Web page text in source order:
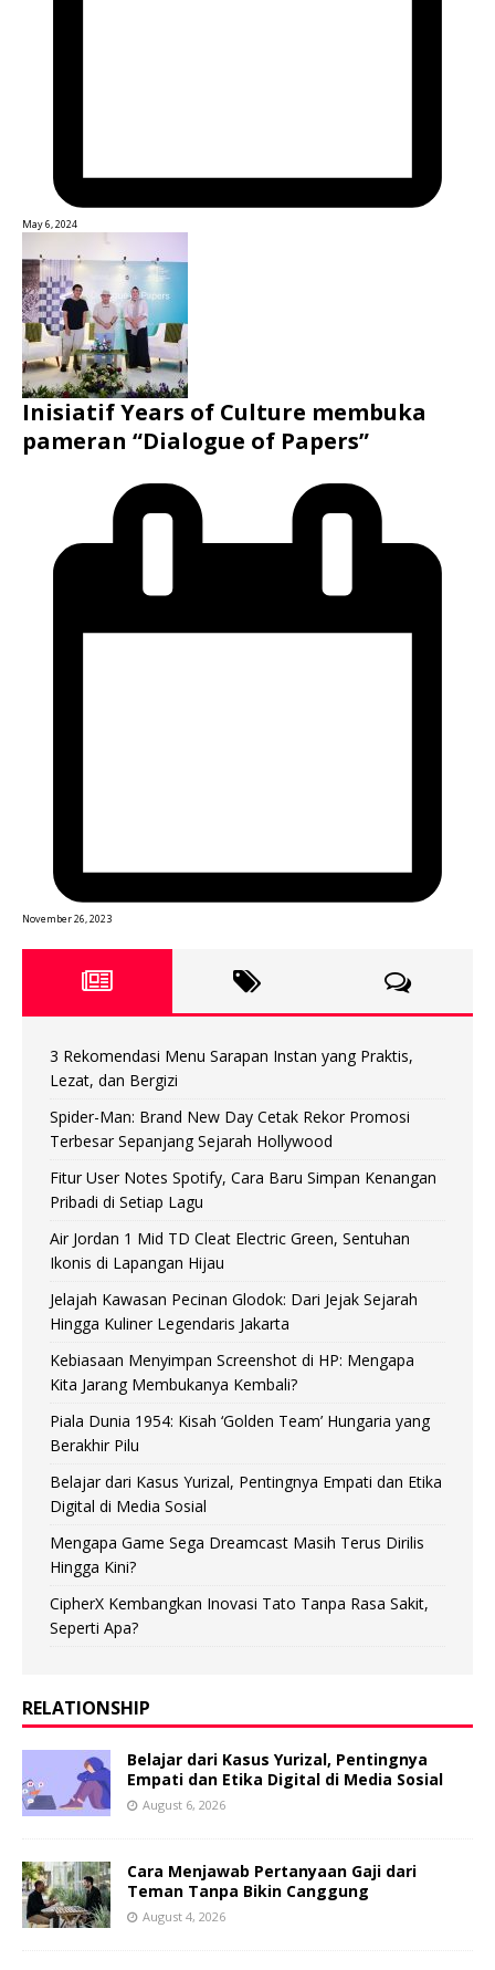
May 6, 2024
Inisiatif Years of Culture membuka
pameran “Dialogue of Papers”
November 26, 2023
3 Rekomendasi Menu Sarapan Instan yang Praktis,
Lezat, dan Bergizi
Spider-Man: Brand New Day Cetak Rekor Promosi
Terbesar Sepanjang Sejarah Hollywood
Fitur User Notes Spotify, Cara Baru Simpan Kenangan
Pribadi di Setiap Lagu
Air Jordan 1 Mid TD Cleat Electric Green, Sentuhan
Ikonis di Lapangan Hijau
Jelajah Kawasan Pecinan Glodok: Dari Jejak Sejarah
Hingga Kuliner Legendaris Jakarta
Kebiasaan Menyimpan Screenshot di HP: Mengapa
Kita Jarang Membukanya Kembali?
Piala Dunia 1954: Kisah ‘Golden Team’ Hungaria yang
Berakhir Pilu
Belajar dari Kasus Yurizal, Pentingnya Empati dan Etika
Digital di Media Sosial
Mengapa Game Sega Dreamcast Masih Terus Dirilis
Hingga Kini?
CipherX Kembangkan Inovasi Tato Tanpa Rasa Sakit,
Seperti Apa?
RELATIONSHIP
Belajar dari Kasus Yurizal, Pentingnya
Empati dan Etika Digital di Media Sosial
August 6, 2026
Cara Menjawab Pertanyaan Gaji dari
Teman Tanpa Bikin Canggung
August 4, 2026